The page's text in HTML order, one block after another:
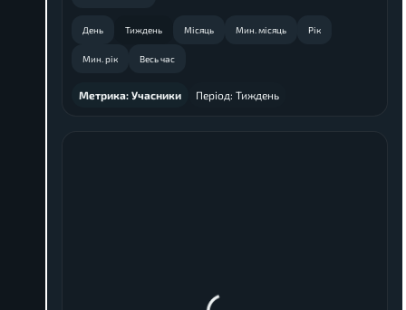
День Тиждень Місяць Мин. місяць Рік
Мин. рік Весь час
Метрика: Учасники Період: Тиждень